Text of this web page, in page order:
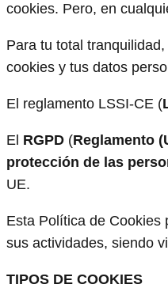
cookies. Pero, en
Para tu total
cookies y tus datos
El reglamento LSSI-CE (
El RGPD (Reglamento
protección de las
UE.
Esta Política de Cookies
sus actividades, siendo
TIPOS DE COOKIES